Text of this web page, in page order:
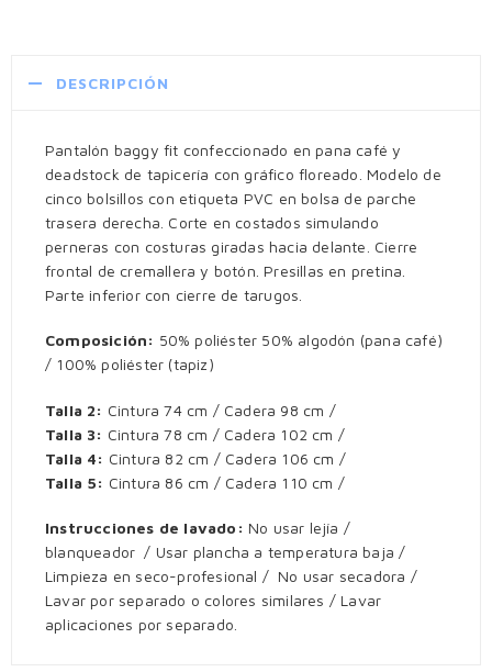
DESCRIPCIÓN
Pantalón baggy fit confeccionado en pana café y
deadstock de tapicería con gráfico floreado. Modelo de
cinco bolsillos con etiqueta PVC en bolsa de parche
trasera derecha. Corte en costados simulando
perneras con costuras giradas hacia delante. Cierre
frontal de cremallera y botón. Presillas en pretina.
Parte inferior con cierre de tarugos.
Composición: 50% poliéster 50% algodón (pana café)
/ 100% poliéster (tapiz)
Talla 2: Cintura 74 cm / Cadera 98 cm /
Talla 3: Cintura 78 cm / Cadera 102 cm /
Talla 4: Cintura 82 cm / Cadera 106 cm /
Talla 5: Cintura 86 cm / Cadera 110 cm /
Instrucciones de lavado: No usar lejía /
blanqueador / Usar plancha a temperatura baja /
Limpieza en seco-profesional / No usar secadora /
Lavar por separado o colores similares / Lavar
aplicaciones por separado.